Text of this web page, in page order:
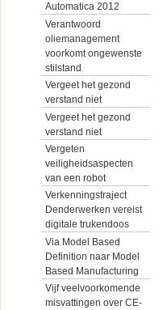
Automatica 2012
Verantwoord
oliemanagement
voorkomt ongewenste
stilstand
Vergeet het gezond
verstand niet
Vergeet het gezond
verstand niet
Vergeten
veiligheidsaspecten
van een robot
Verkenningstraject
Denderwerken vereist
digitale trukendoos
Via Model Based
Definition naar Model
Based Manufacturing
Vijf veelvoorkomende
misvattingen over CE-